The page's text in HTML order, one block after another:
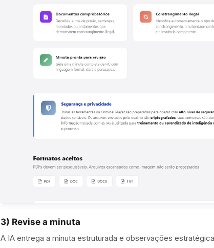
3) Revise a minuta
A IA entrega a minuta estruturada e observações